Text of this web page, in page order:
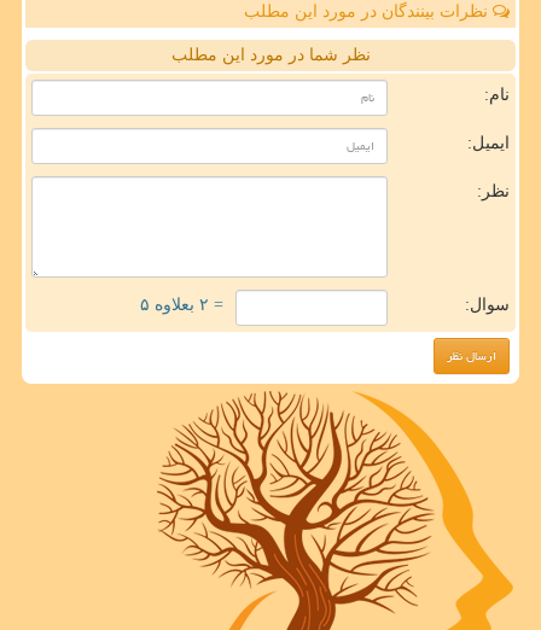
نظرات بینندگان در مورد این مطلب
نظر شما در مورد این مطلب
نام:
ایمیل:
نظر:
سوال: = ۲ بعلاوه ۵